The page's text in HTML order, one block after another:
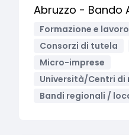
Abruzzo - Bando
Formazione e lavoro
Consorzi di tutela
Micro-imprese
Università/Centri di
Bandi regionali /